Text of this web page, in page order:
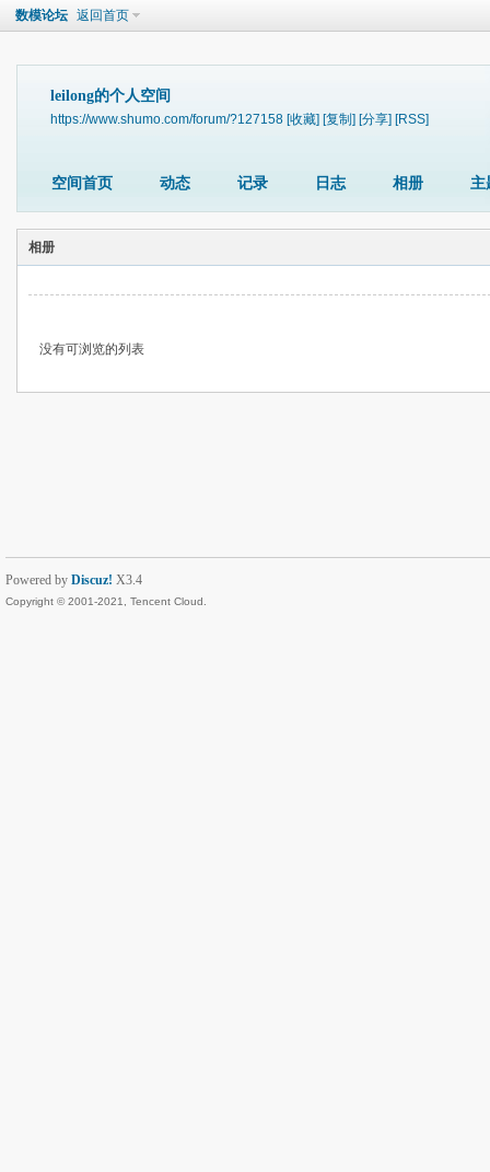
数模论坛 返回首页
leilong的个人空间
https://www.shumo.com/forum/?127158 [收藏] [复制] [分享] [RSS]
空间首页 动态 记录 日志 相册 主
相册
没有可浏览的列表
Powered by Discuz! X3.4
Copyright © 2001-2021, Tencent Cloud.